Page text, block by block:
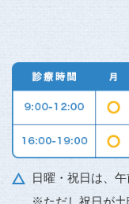
日曜・祝日は、
※ただし祝日が土